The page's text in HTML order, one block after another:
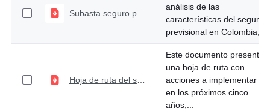
Subasta seguro previsional
análisis de las
características del seguro
previsional en Colombia,...
Hoja de ruta del subsector solidario de ahorro y crédito 2023-2027
Este documento presenta
una hoja de ruta con
acciones a implementar
en los próximos cinco
años,...